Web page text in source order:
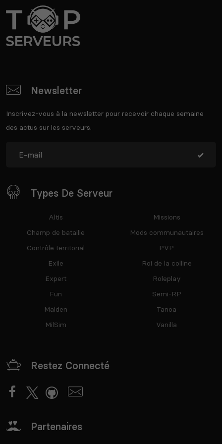
Newsletter
Inscrivez-vous à la newsletter pour recevoir chaque semaine
des actus sur les serveurs.
Types De Serveur
Altis
Champ de bataille
Contrôle territorial
Exile
Expert
Fun
Malden
MilSim
Missions
Mods communautaires
PVP
Roi de la colline
Roleplay
Semi-RP
Tanoa
Vanilla
Restez Connecté
Partenaires